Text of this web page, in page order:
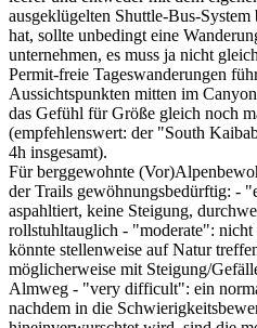
ausgeklügelten Shuttle-Bus-
hat, sollte unbedingt eine
unternehmen, es muss ja nicht
Permit-freie Tageswanderungen
Aussichtspunkten mitten im
das Gefühl für Größe gleich noch
(empfehlenswert: der "South
4h insgesamt).
Für berggewohnte
der Trails gewöhnungsbedürftig: -
aspahltiert, keine Steigung,
rollstuhltauglich - "moderate": nicht
könnte stellenweise auf Natur
möglicherweise mit Steigung/
Almweg - "very difficult": ein
nachdem in die